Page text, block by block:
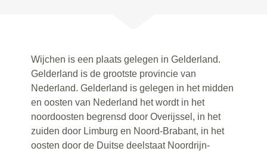
Wijchen is een plaats gelegen in Gelderland.
Gelderland is de grootste provincie van
Nederland. Gelderland is gelegen in het midden
en oosten van Nederland het wordt in het
noordoosten begrensd door Overijssel, in het
zuiden door Limburg en Noord-Brabant, in het
oosten door de Duitse deelstaat Noordrijn-